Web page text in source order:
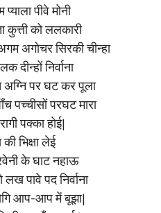
पीवे मोनी
कुत्ती को ललकारी
अगोचर सिरकी चीन्हा
दीन्हों निर्वाना
पर घट कर पूला
पच्चीसों परघट मारा
पक्का होई|
भिक्षा लेई
के घाट नहाऊ
पावे पद निर्वाना
आप-आप में बूझा|